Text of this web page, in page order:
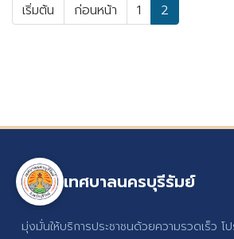
เริ่มต้น ก่อนหน้า 1 2
เทศบาลนครบุรีรัมย์
มุ่งมั่นให้บริการประชาชนด้วยความรวดเร็ว โ